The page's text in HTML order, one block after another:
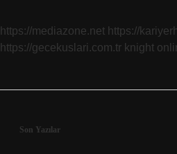
https://mediazone.net https://
https://gecekuslari.com.tr knight
Sidebar
Son Yazılar